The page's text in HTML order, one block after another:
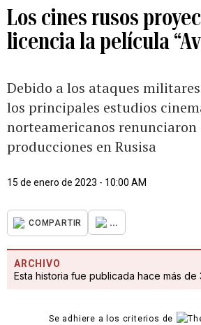
Los cines rusos
licencia la película
Debido a los ataques
los principales estudios
norteamericanos renunciaron
producciones en Rusisa
15 de enero de 2023 - 10:00 AM
COMPARTIR ...
ARCHIVO
Esta historia fue publicada hace más de
Se adhiere a los criterios de